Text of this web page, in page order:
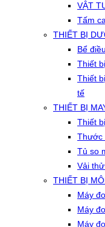
VẬT
Tấm
THIẾT BỊ
Bể
Thiết
Thiết
tế
THIẾT BỊ
Thiết
Thước
Tủ so
Vải
THIẾT BỊ
Máy
Máy
Máy